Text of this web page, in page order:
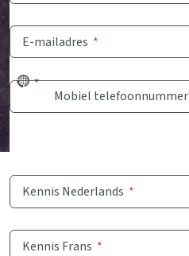
E-mailadres *
No
countryMobiel telefoonnummer
Kennis Nederlands *
Kennis Frans *